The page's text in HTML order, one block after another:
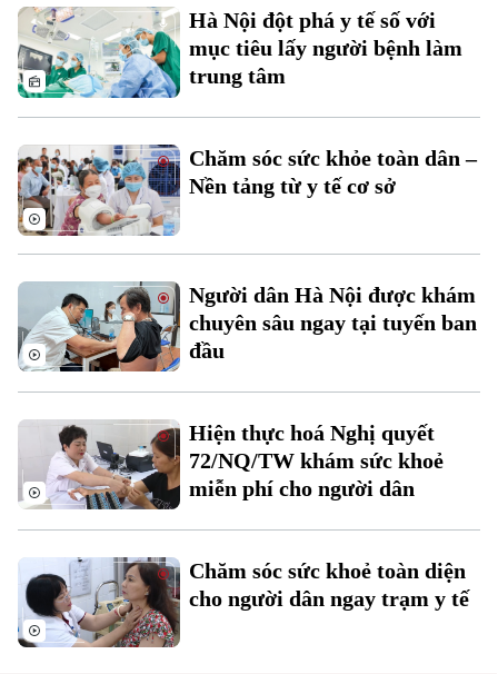
Tòa soạn
0865.116.699 (hotline) 0865.116.699
Hà Nội đột phá y tế số với
mục tiêu lấy người bệnh làm
trung tâm
Chăm sóc sức khỏe toàn dân –
Nền tảng từ y tế cơ sở
Người dân Hà Nội được khám
chuyên sâu ngay tại tuyến ban
đầu
Hiện thực hoá Nghị quyết
72/NQ/TW khám sức khoẻ
miễn phí cho người dân
Chăm sóc sức khoẻ toàn diện
cho người dân ngay trạm y tế